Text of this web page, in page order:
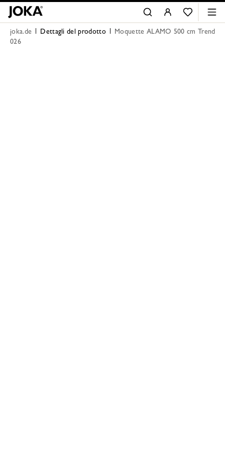
joka.de Dettagli del prodotto
Moquette ALAMO 500 cm Trend
026